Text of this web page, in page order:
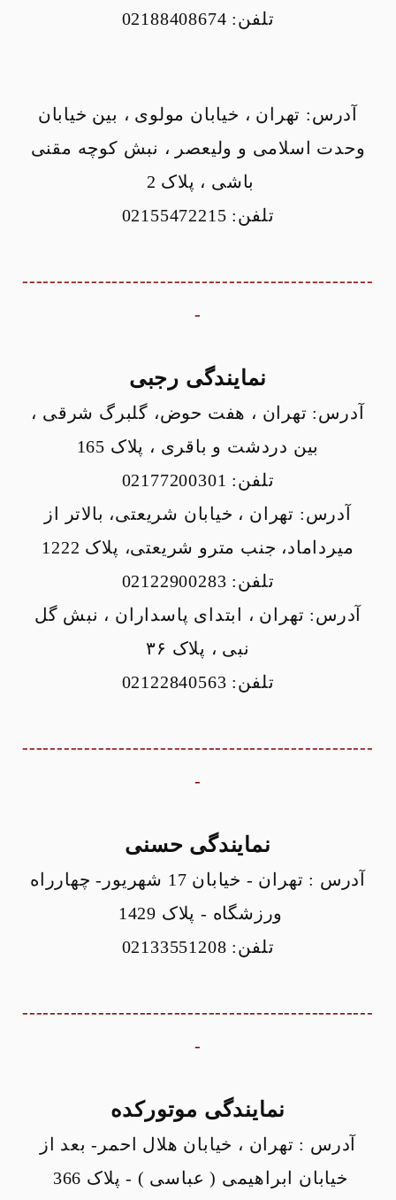
تلفن: 02188408674
آدرس: تهران ، خیابان مولوی ، بین خیابان
وحدت اسلامی و ولیعصر ، نبش کوچه مقنی
باشی ، پلاک 2
تلفن: 02155472215
---------------------------------------------------
-
نمایندگی رجبی
آدرس: تهران ، هفت حوض، گلبرگ شرقی ،
بین دردشت و باقری ، پلاک 165
تلفن: 02177200301
آدرس: تهران ، خیابان شریعتی، بالاتر از
میرداماد، جنب مترو شریعتی، پلاک 1222
تلفن: 02122900283
آدرس: تهران ، ابتدای پاسداران ، نبش گل
نبی ، پلاک ۳۶
تلفن: 02122840563
---------------------------------------------------
-
نمایندگی حسنی
آدرس : تهران - خیابان 17 شهریور- چهارراه
ورزشگاه - پلاک 1429
تلفن: 02133551208
---------------------------------------------------
-
نمایندگی موتورکده
آدرس : تهران ، خیابان هلال احمر- بعد از
خیابان ابراهیمی ( عباسی ) - پلاک 366